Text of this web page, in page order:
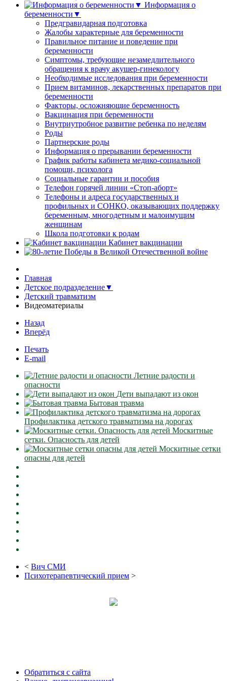
Информация о
беременности▼
Предгравидарная подготовка
Жалобы характерные для беременности
Правильное питание и поведение при
беременности
Симптомы, требующие незамедлительного
обращения к врачу акушер-гинекологу
Необходимые исследования при беременности
Прием витаминов, лекарственных препаратов при
беременности
Факторы, осложняющие беременность
Вакцинация при беременности
Внутриутробное развитие ребенка по неделям
Роды
Партнерские роды
Информация о прерывании беременности
График работы кабинета медико-социальной
помощи, психолога
Социальные гарантии и пособия
Телефон горячей линии «Стоп-аборт»
Телефоны и адреса государственных и
профильных и СОНКО, оказывающих поддержку
беременным, многодетным и малоимущим
женщинам
Школа подготовки к родам
Кабинет вакцинации
Главная
Детское подразделение▼
Детский травматизм
Видеоматериалы
Назад
Вперёд
Печать
E-mail
Летние радости и
опасности
Дети выпадают из окон
Бытовая травма
Профилактика детского травматизма на дорогах
Москитные
сетки. Опасность для детей
Москитные сетки
опасны для детей
< Вич СМИ
Психотерапевтический прием >
Обратиться с сайта